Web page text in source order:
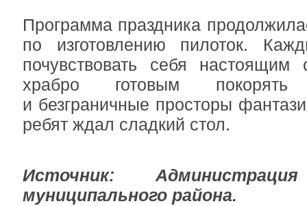
Программа праздника
по изготовлению пилоток.
почувствовать себя настоящим
храбро готовым
и безграничные просторы
ребят ждал сладкий стол.
Источник:
муниципального района.